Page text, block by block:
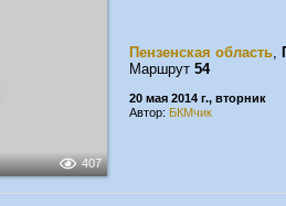
407
Пензенская область,
Маршрут 54
20 мая 2014 г., вторник
Автор: БКМчик